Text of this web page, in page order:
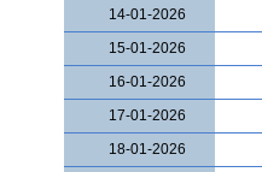
14-01-2026
15-01-2026
16-01-2026
17-01-2026
18-01-2026